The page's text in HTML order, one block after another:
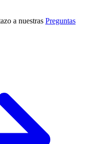
a nuestras Preguntas